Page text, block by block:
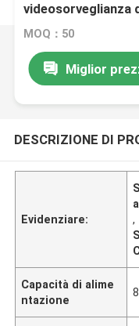
videosorveglianza
MOQ：50
Miglior
DESCRIZIONE DI
Evidenziare:
,
Capacità di alime
ntazione